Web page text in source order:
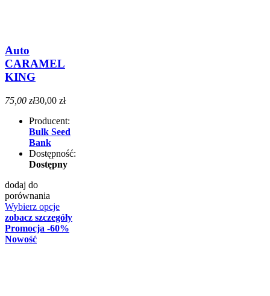
Auto
CARAMEL
KING
75,00 zł30,00 zł
Producent:
Bulk Seed
Bank
Dostępność:
Dostępny
dodaj do
porównania
Wybierz opcje
zobacz szczegóły
Promocja -60%
Nowość